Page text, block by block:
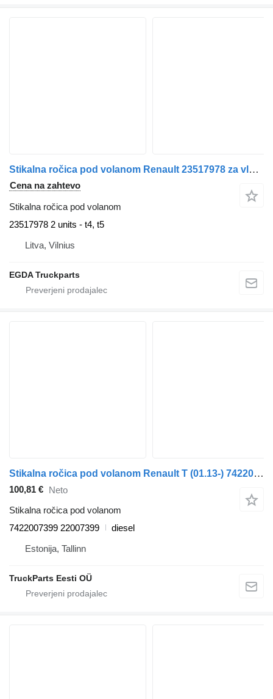
Stikalna ročica pod volanom Renault 23517978 za vlačilec Renault
Cena na zahtevo
Stikalna ročica pod volanom
23517978 2 units - t4, t5
Litva, Vilnius
EGDA Truckparts
Stikalna ročica pod volanom Renault T (01.13-) 7422007399 za vlačilec Renault T (2013-)
100,81 € Neto
Stikalna ročica pod volanom
7422007399 22007399
diesel
Estonija, Tallinn
TruckParts Eesti OÜ